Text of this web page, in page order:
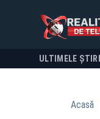
ULTIMELE ȘTIRI
Acasă